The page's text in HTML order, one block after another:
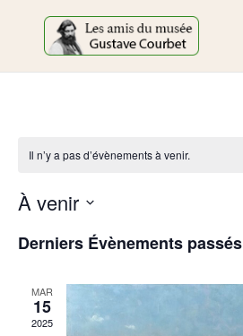
Il n’y a pas d’évènements à venir.
À venir
une
Derniers Évènements passés
MAR
15
2025